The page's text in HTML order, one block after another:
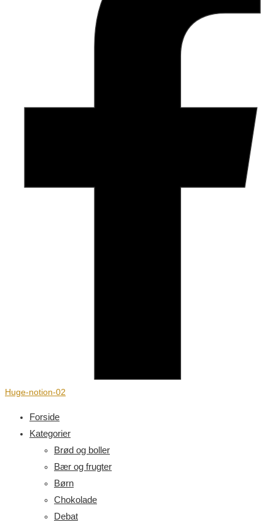
Huge-notion-02
Forside
Kategorier
Brød og boller
Bær og frugter
Børn
Chokolade
Debat